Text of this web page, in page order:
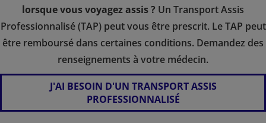
lorsque vous voyagez assis ? Un Transport Assis
Professionnalisé (TAP) peut vous être prescrit. Le TAP peut
être remboursé dans certaines conditions. Demandez des
renseignements à votre médecin.
J'AI BESOIN D'UN TRANSPORT ASSIS
PROFESSIONNALISÉ